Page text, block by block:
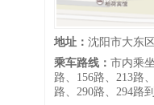
地址： 沈阳市大东
乘车路线： 市内乘
路、156路、213路
路、290路、294路